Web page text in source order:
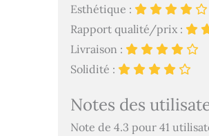
Esthétique :
Rapport qualité/prix :
Livraison :
Solidité :
Notes des
Note de 4.3 pour 41